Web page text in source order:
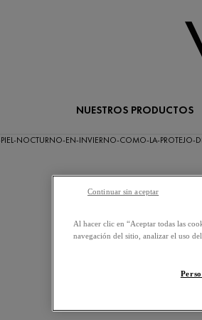
NUESTROS PRODUCTOS
NOCTURNO-EN-INVIERNO-COMO-LA-PROTEJO-
Al hacer clic en “Aceptar todas las
navegación del sitio, analizar el uso
Continuar sin aceptar